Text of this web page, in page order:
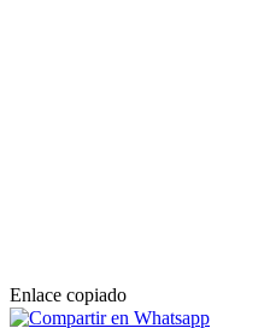
Enlace copiado